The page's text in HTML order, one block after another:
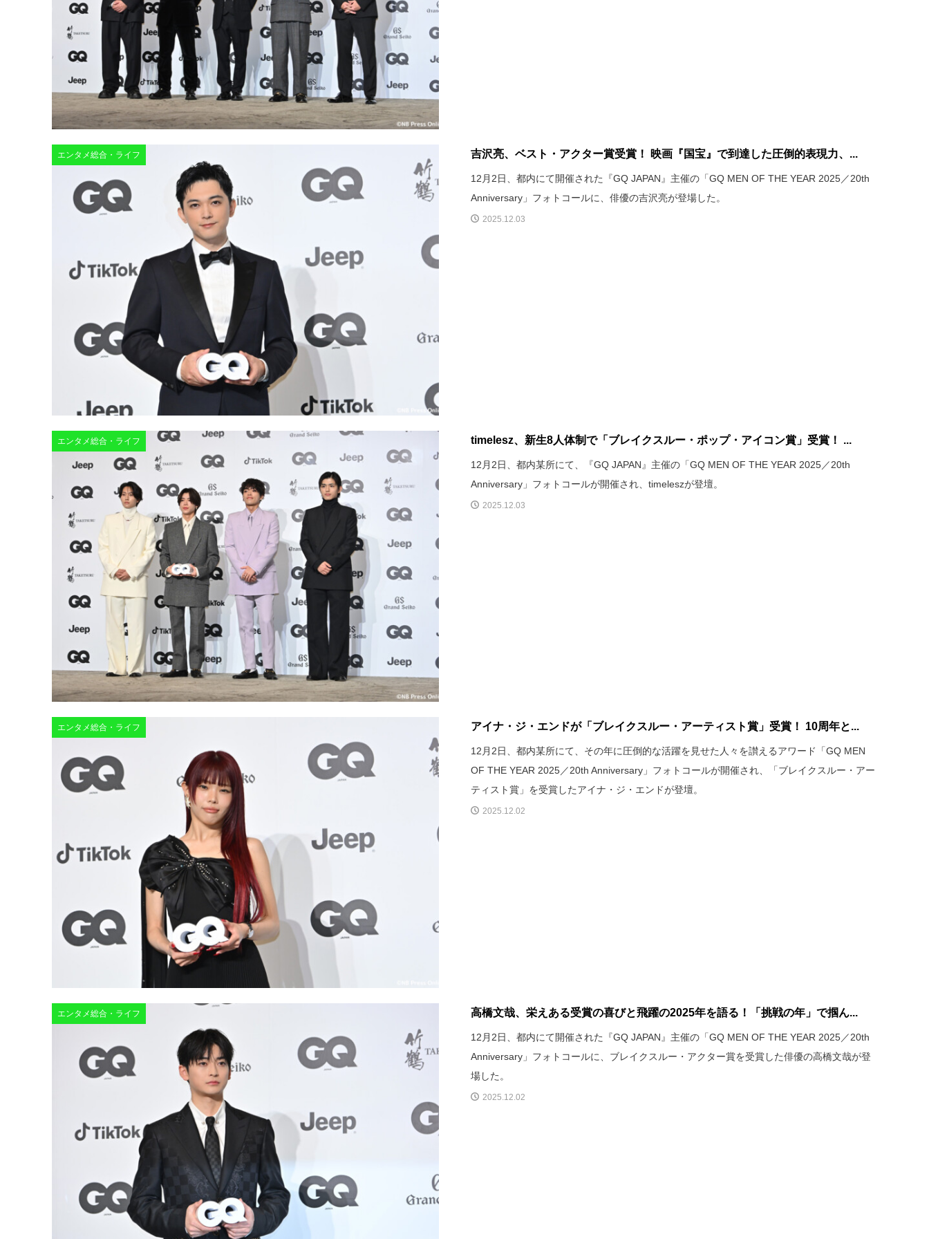
エンタメ総合・ライフ 吉沢亮、ベスト・アクター賞受賞！ 映画『国宝』で到達した圧倒的表現力、...
12月2日、都内にて開催された『GQ JAPAN』主催の「GQ MEN OF THE YEAR 2025／20th
Anniversary」フォトコールに、俳優の吉沢亮が登場した。
2025.12.03
エンタメ総合・ライフ timelesz、新生8人体制で「ブレイクスルー・ポップ・アイコン賞」受賞！ ...
12月2日、都内某所にて、『GQ JAPAN』主催の「GQ MEN OF THE YEAR 2025／20th
Anniversary」フォトコールが開催され、timeleszが登壇。
2025.12.03
エンタメ総合・ライフ アイナ・ジ・エンドが「ブレイクスルー・アーティスト賞」受賞！ 10周年と...
12月2日、都内某所にて、その年に圧倒的な活躍を見せた人々を讃えるアワード「GQ MEN
OF THE YEAR 2025／20th Anniversary」フォトコールが開催され、「ブレイクスルー・アー
ティスト賞」を受賞したアイナ・ジ・エンドが登壇。
2025.12.02
エンタメ総合・ライフ 高橋文哉、栄えある受賞の喜びと飛躍の2025年を語る！「挑戦の年」で掴ん...
12月2日、都内にて開催された『GQ JAPAN』主催の「GQ MEN OF THE YEAR 2025／20th
Anniversary」フォトコールに、ブレイクスルー・アクター賞を受賞した俳優の高橋文哉が登
場した。
2025.12.02